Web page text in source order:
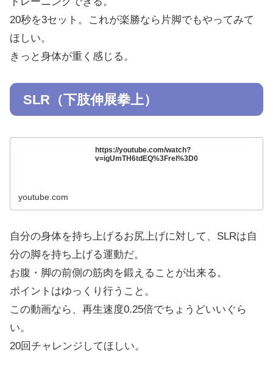
20秒を3セット。これが楽勝なら片脚でもやってみて
ほしい。
きっと身体が重く感じる。
SLR（下肢伸展拳上）
https://youtube.com/watch?
v=igUmTH6tdEQ%3Frel%3D0
youtube.com
自分の身体を持ち上げるお尻上げに対して、SLRは自
分の脚を持ち上げる運動だ。
お腹・脚の前側の筋肉を鍛えることが出来る。
ポイントはゆっくり行うこと。
この動画なら、再生速度0.25倍でちょうどいいぐら
い。
20回チャレンジしてほしい。